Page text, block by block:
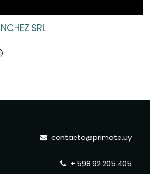
SRL
contacto@primate.uy
+ 598 92 205 405